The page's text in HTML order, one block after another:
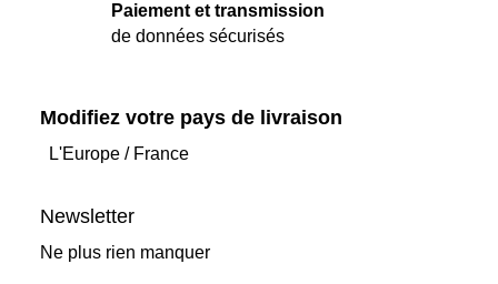
Paiement et transmission
de données sécurisés
Modifiez votre pays de livraison
L'Europe/ France
Newsletter
Ne plus rien manquer